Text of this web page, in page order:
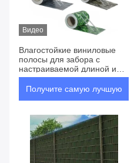
Видео
Влагостойкие виниловые
полосы для забора с
настраиваемой длиной и
защитой от УФ-излучения
для уличной
Получите самую лучшую
цену